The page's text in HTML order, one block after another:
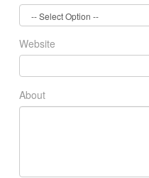
Website
About